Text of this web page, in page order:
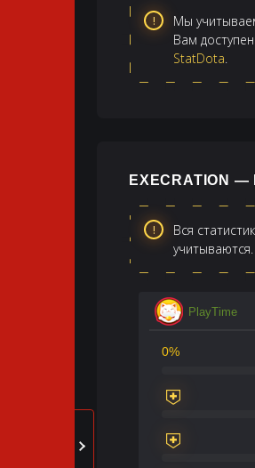
Мы
Вам
StatDota.
EXECRATION
Вся
учитываются.
PlayTime
0%